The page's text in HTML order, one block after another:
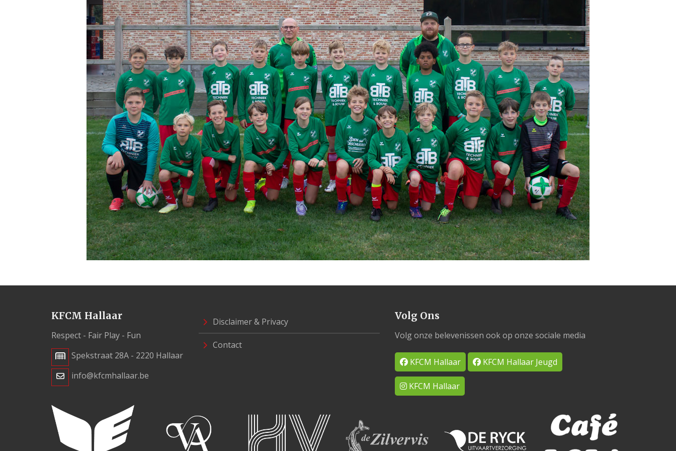
KFCM Hallaar
Respect - Fair Play - Fun
Spekstraat 28A - 2220 Hallaar
info@kfcmhallaar.be
Disclaimer & Privacy
Contact
Volg Ons
Volg onze belevenissen ook op onze sociale media
KFCM Hallaar KFCM Hallaar Jeugd
KFCM Hallaar